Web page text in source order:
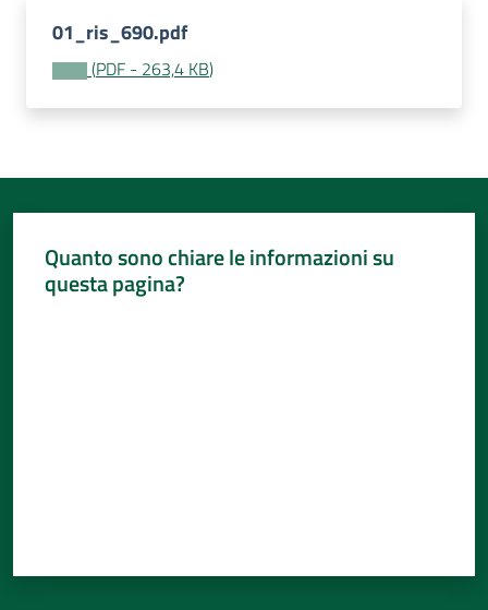
01_ris_690.pdf
(PDF - 263,4 KB)
Quanto sono chiare le informazioni su
questa pagina?